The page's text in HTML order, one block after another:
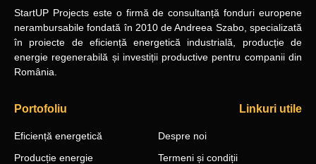
StartUP Projectseste o firmă de consultanță fonduri europene
nerambursabilefondată în 2010de Andreea Szabo, specializată
în proiecte de eficiență energetică industrială, producție de
energie regenerabilă și investiții productive pentru companii din
România.
Portofoliu
Eficiență energetică
Producție energie
Linkuri utile
Despre noi
Termeni și condiții